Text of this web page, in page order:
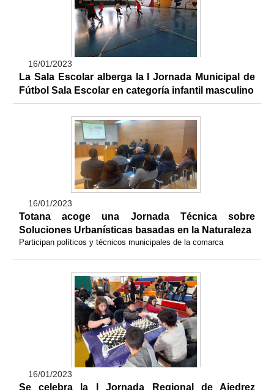
16/01/2023
La Sala Escolar alberga la I Jornada Municipal de
Fútbol Sala Escolar en categoría infantil masculino
16/01/2023
Totana acoge una Jornada Técnica sobre
Soluciones Urbanísticas basadas en la Naturaleza
Participan políticos y técnicos municipales de la comarca
16/01/2023
Se celebra la I Jornada Regional de Ajedrez